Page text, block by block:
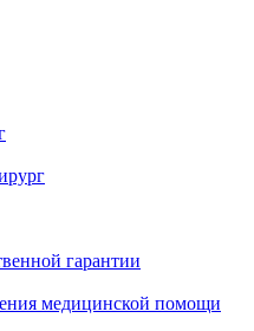
гарантии
медицинской помощи